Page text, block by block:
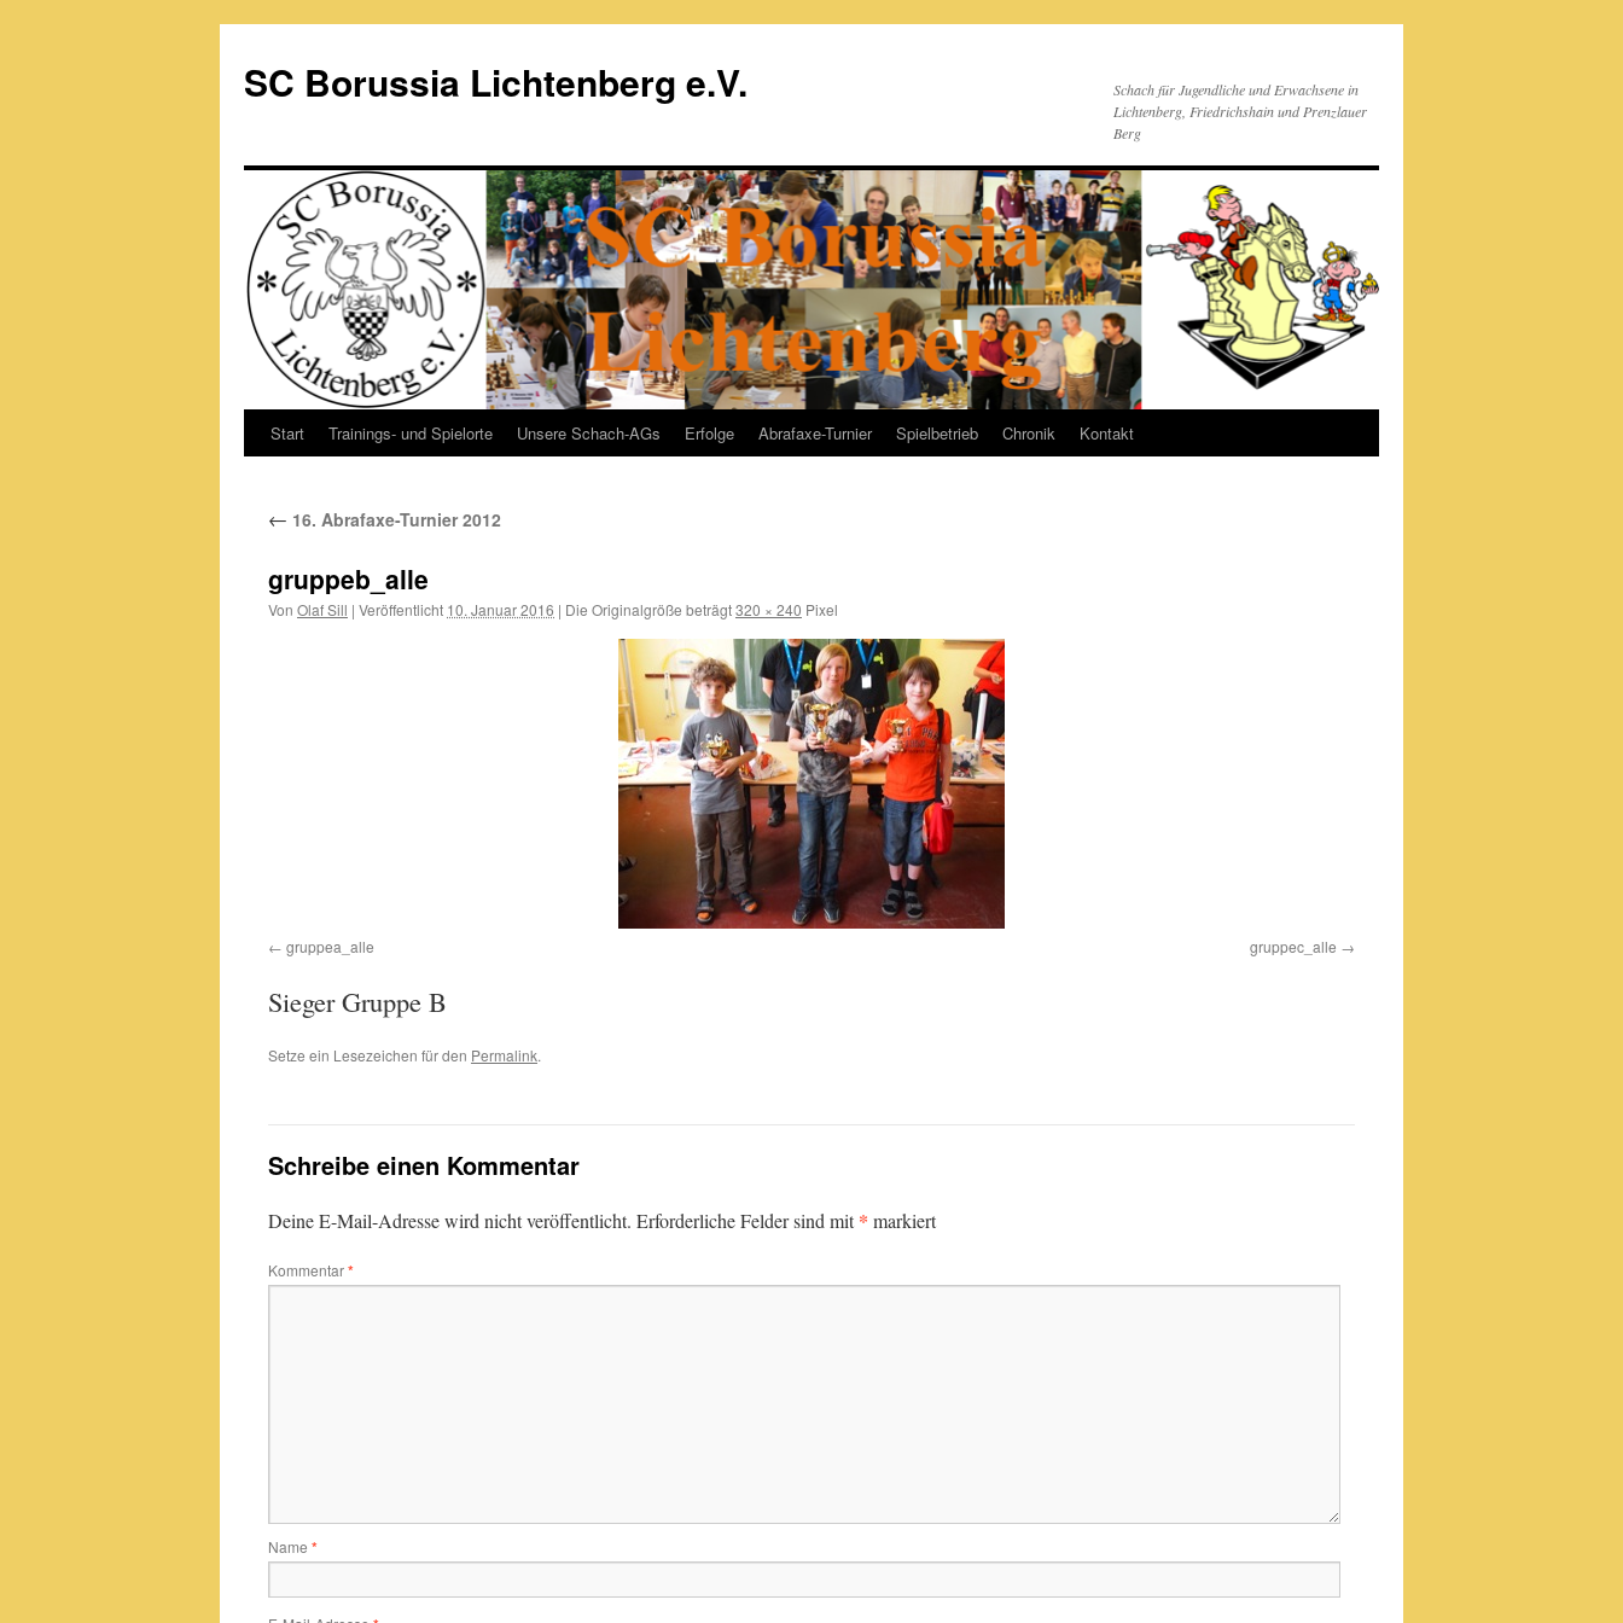
springen
SC Borussia Lichtenberg e.V.
Schach für Jugendliche und Erwachsene in
Lichtenberg, Friedrichshain und Prenzlauer
Berg
Start Trainings- und Spielorte Unsere Schach-AGs Erfolge Abrafaxe-Turnier Spielbetrieb Chronik Kontakt
← 16. Abrafaxe-Turnier 2012
gruppeb_alle
Von Olaf Sill | Veröffentlicht 10. Januar 2016 | Die Originalgröße beträgt320 × 240 Pixel
gruppea_alle gruppec_alle
Sieger Gruppe B
Setze ein Lesezeichen für den Permalink.
Schreibe einen Kommentar
Deine E-Mail-Adresse wird nicht veröffentlicht. Erforderliche Felder sind mit* markiert
Kommentar*
Name *